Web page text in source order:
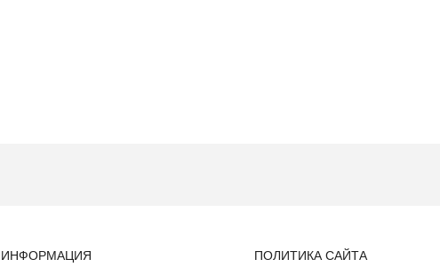
ИНФОРМАЦИЯ
ПОЛИТИКА САЙТА